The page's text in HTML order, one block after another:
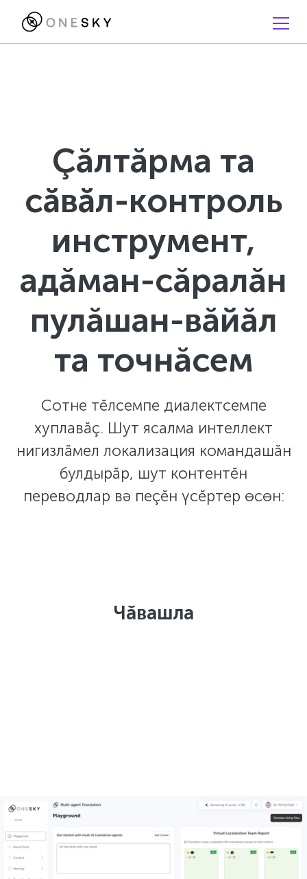
Çăлтăрма та
сӑвӑл-контроль
инструмент,
адăман-сăралăн
пулăшан-вăйăл
та точнăсем
Сотне тĕлсемпе диалектсемпе
хуплавăç. Шут ясалма интеллект
нигизлăмел локализация командашăн
булдырăр, шут контентĕн
переводлар вә пеçĕн үсĕртер өсөн:
Чӑвашла